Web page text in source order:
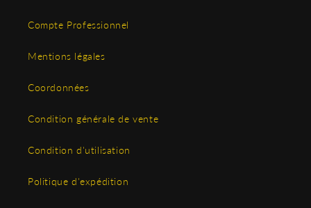
Compte Professionnel
Mentions légales
Coordonnées
Condition générale de vente
Condition d'utilisation
Politique d'expédition